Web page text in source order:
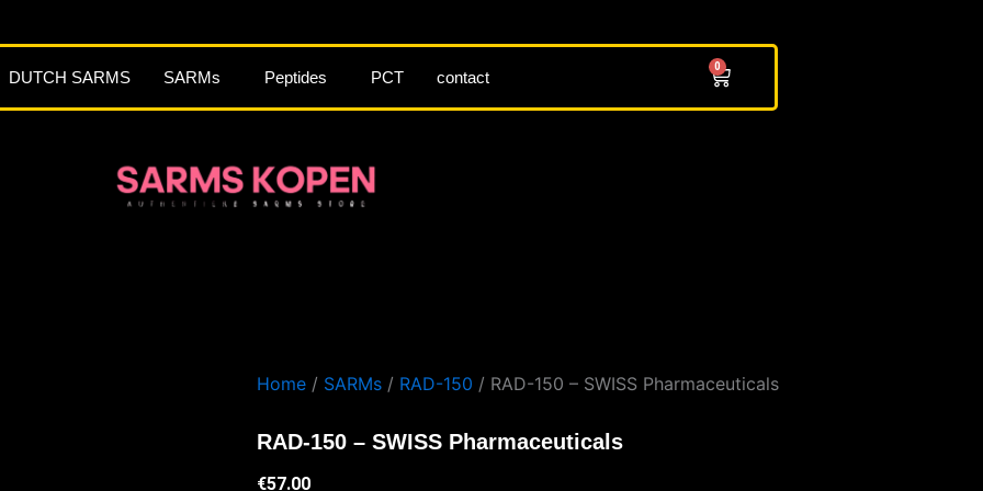
DUTCH SARMS SARMs Peptides PCT contact
0
Cart
Home / SARMs / RAD-150 / RAD-150 – SWISS Pharmaceuticals
RAD-150 – SWISS Pharmaceuticals
€57.00